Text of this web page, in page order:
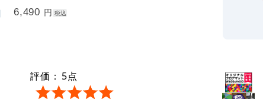
6,490 円 税込
評価： 5点